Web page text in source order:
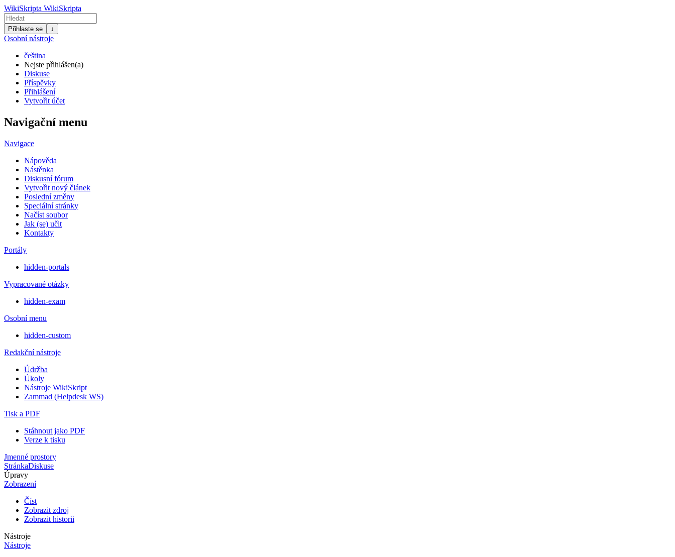
WikiSkripta WikiSkripta
Přihlaste se ↓
Osobní nástroje
čeština
Nejste přihlášen(a)
Diskuse
Příspěvky
Přihlášení
Vytvořit účet
Navigační menu
Navigace
Nápověda
Nástěnka
Diskusní fórum
Vytvořit nový článek
Poslední změny
Speciální stránky
Načíst soubor
Jak (se) učit
Kontakty
Portály
hidden-portals
Vypracované otázky
hidden-exam
Osobní menu
hidden-custom
Redakční nástroje
Údržba
Úkoly
Nástroje WikiSkript
Zammad (Helpdesk WS)
Tisk a PDF
Stáhnout jako PDF
Verze k tisku
Jmenné prostory
StránkaDiskuse
Úpravy
Zobrazení
Číst
Zobrazit zdroj
Zobrazit historii
Nástroje
Nástroje